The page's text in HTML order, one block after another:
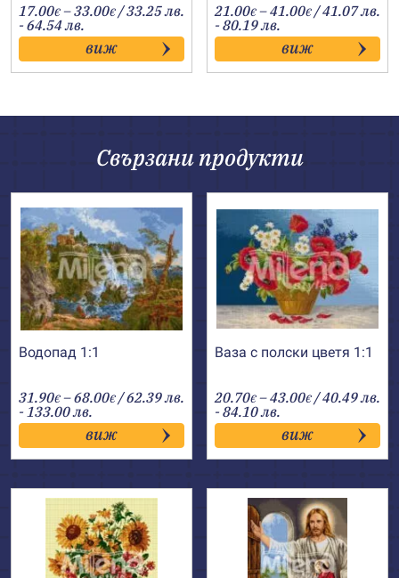
17.00€ –33.00€Price
range:
17.00€
through
33.00€
/ 33.25 лв.
- 64.54 лв.
виж
21.00€ –41.00€Price
range:
21.00€
through
41.00€
/ 41.07 лв.
- 80.19 лв.
виж
Свързани продукти
Водопад 1:1
31.90€ –68.00€Price
range:
31.90€
through
68.00€
/ 62.39 лв.
- 133.00 лв.
виж
Ваза с полски цветя 1:1
20.70€ –43.00€Price
range:
20.70€
through
43.00€
/ 40.49 лв.
- 84.10 лв.
виж